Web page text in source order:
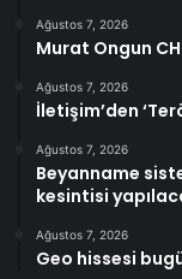
Ağustos 7, 2026
Murat Ongun
Ağustos 7, 2026
İletişim’den
Ağustos 7, 2026
Beyanname
kesintisi
Ağustos 7, 2026
Geo hissesi